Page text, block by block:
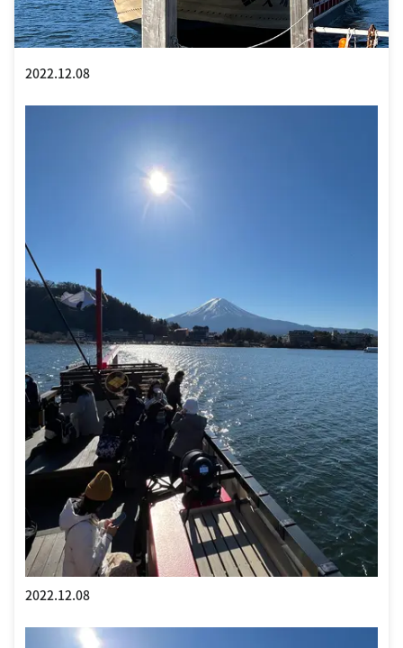
2022.12.08
2022.12.08